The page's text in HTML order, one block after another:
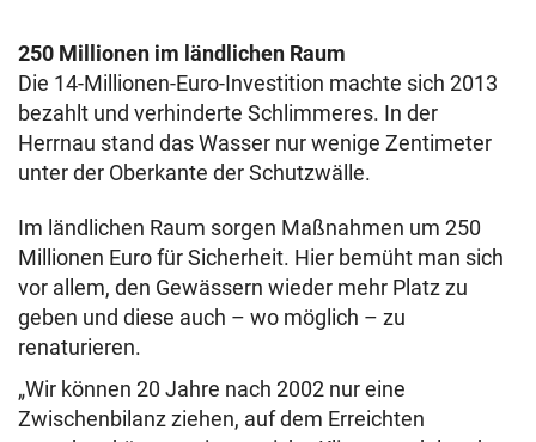
250 Millionen im ländlichen Raum
Die 14-Millionen-Euro-Investition machte sich 2013
bezahlt und verhinderte Schlimmeres. In der
Herrnau stand das Wasser nur wenige Zentimeter
unter der Oberkante der Schutzwälle.
Im ländlichen Raum sorgen Maßnahmen um 250
Millionen Euro für Sicherheit. Hier bemüht man sich
vor allem, den Gewässern wieder mehr Platz zu
geben und diese auch – wo möglich – zu
renaturieren.
„Wir können 20 Jahre nach 2002 nur eine
Zwischenbilanz ziehen, auf dem Erreichten